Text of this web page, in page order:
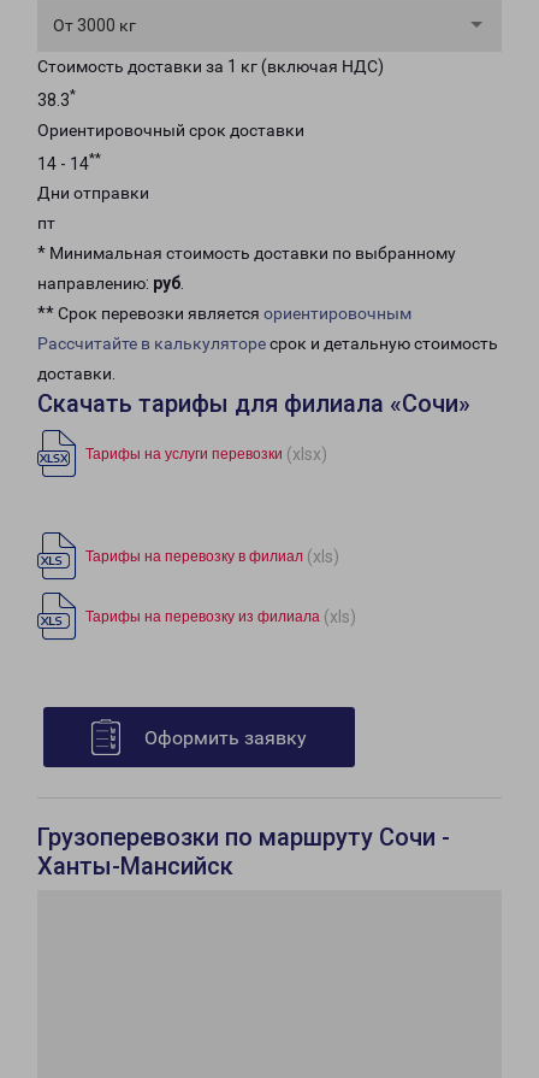
От 3000 кг
Стоимость доставки за 1 кг (включая НДС)
38.3*
Ориентировочный срок доставки
14 - 14**
Дни отправки
пт
* Минимальная стоимость доставки по выбранному
направлению: руб.
** Срок перевозки является ориентировочным
Рассчитайте в калькуляторесрок и детальную стоимость
доставки.
Скачать тарифы для филиала «Сочи»
Тарифы на услуги перевозки (xlsx)
Тарифы на перевозку в филиал (xls)
Тарифы на перевозку из филиала (xls)
Оформить заявку
Грузоперевозки по маршруту Сочи -
Ханты-Мансийск